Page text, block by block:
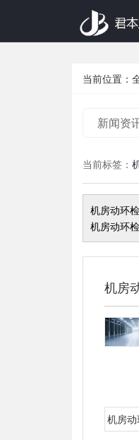
当前位置：
新闻资
当前标签：
机房动环
机房动环
机房
机房